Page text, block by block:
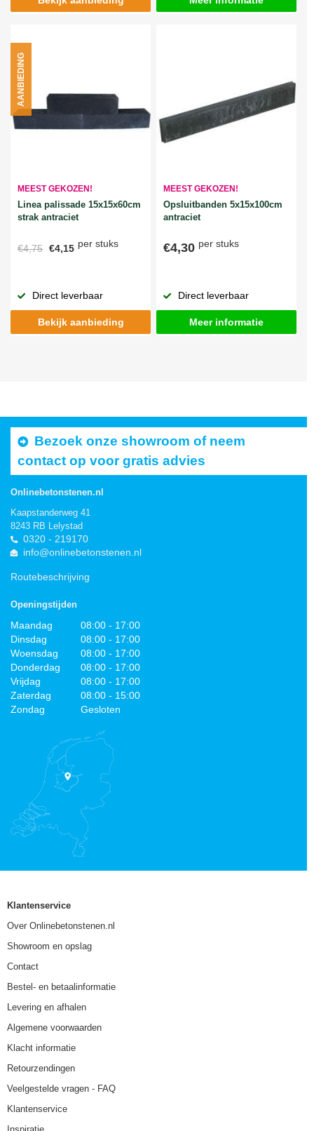
MEEST GEKOZEN!
Linea palissade 15x15x60cm
strak antraciet
€4,75 €4,15 per stuks
AANBIEDING
Direct leverbaar
Bekijk aanbieding
MEEST GEKOZEN!
Opsluitbanden 5x15x100cm
antraciet
€4,30 per stuks
Direct leverbaar
Meer informatie
Bezoek onze showroom of neem
contact op voor gratis advies
Onlinebetonstenen.nl
Kaapstanderweg 41
8243 RB Lelystad
0320 - 219170
info@onlinebetonstenen.nl
Routebeschrijving
Openingstijden
Maandag
08:00 - 17:00
Dinsdag
08:00 - 17:00
Woensdag
08:00 - 17:00
Donderdag
08:00 - 17:00
Vrijdag
08:00 - 17:00
Zaterdag
08:00 - 15:00
Zondag
Gesloten
Klantenservice
Over Onlinebetonstenen.nl
Showroom en opslag
Contact
Bestel- en betaalinformatie
Levering en afhalen
Algemene voorwaarden
Klacht informatie
Retourzendingen
Veelgestelde vragen - FAQ
Klantenservice